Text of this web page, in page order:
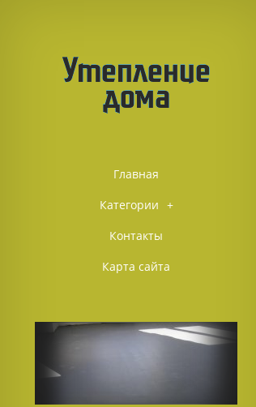
Главная
Категории +
Контакты
Карта сайта